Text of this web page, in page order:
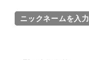
ニックネームを入